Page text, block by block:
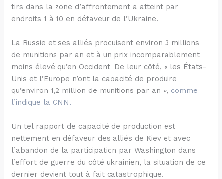
tirs dans la zone d’affrontement a atteint par
endroits 1 à 10 en défaveur de l’Ukraine.
La Russie et ses alliés produisent environ 3 millions
de munitions par an et à un prix incomparablement
moins élevé qu’en Occident. De leur côté, « les États-
Unis et l’Europe n’ont la capacité de produire
qu’environ 1,2 million de munitions par an », comme
l’indique la CNN.
Un tel rapport de capacité de production est
nettement en défaveur des alliés de Kiev et avec
l’abandon de la participation par Washington dans
l’effort de guerre du côté ukrainien, la situation de ce
dernier devient tout à fait catastrophique.